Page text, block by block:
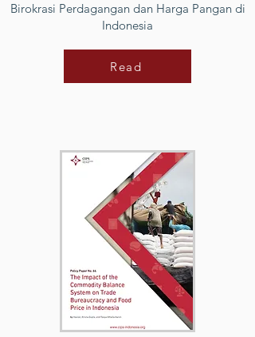
Birokrasi Perdagangan dan Harga Pangan di
Indonesia
Read